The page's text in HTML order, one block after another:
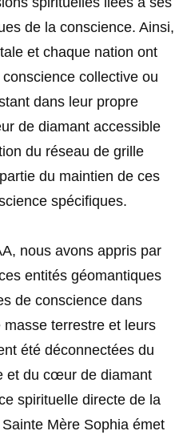
de la conscience. Ainsi,
et chaque nation ont
collective ou
dans leur propre
de diamant accessible
du réseau de grille
du maintien de ces
spécifiques.
nous avons appris par
entités géomantiques
de conscience dans
terrestre et leurs
été déconnectées du
et du cœur de diamant
spirituelle directe de la
Mère Sophia émet